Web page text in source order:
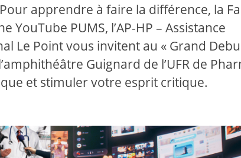
apprendre à faire la différence, la
YouTube PUMS, l’AP-HP – Assistance
Le Point vous invitent au « Grand
Guignard de l’UFR de
et stimuler votre esprit critique.